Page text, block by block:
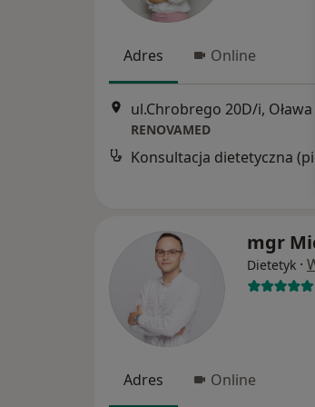
Adres Online
ul.Chrobrego 20D/i, Oława
RENOVAMED
mgr
Dietetyk ·
Adres Online